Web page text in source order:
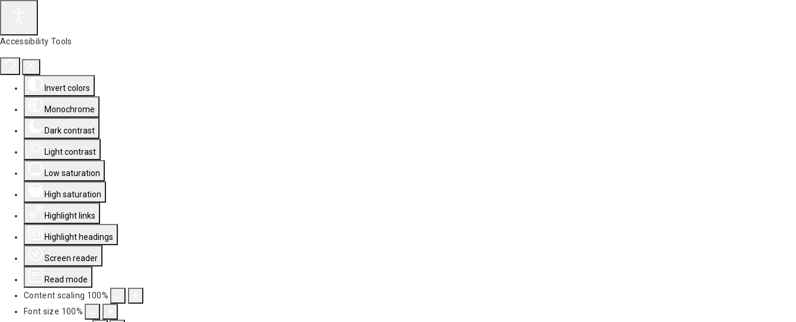
Accessibility Tools
Invert colors
Monochrome
Dark contrast
Light contrast
Low saturation
High saturation
Highlight links
Highlight headings
Screen reader
Read mode
Content scaling 100%
Font size 100%